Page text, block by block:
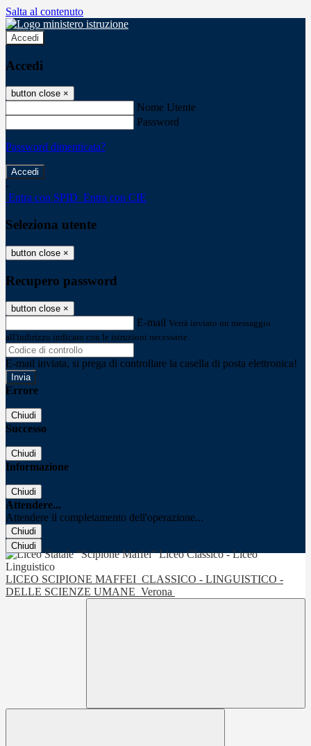
Salta al contenuto
Accedi
Accedi
button close ×
Nome Utente
Password
Password dimenticata?
-
Entra con SPID Entra con CIE
Seleziona utente
button close ×
Recupero password
button close ×
E-mail Verrà inviato un messaggio
all'indirizzo indicato con le istruzioni necessarie.
E-mail inviata, si prega di controllare la casella di posta elettronica!
Errore
Chiudi
Successo
Chiudi
Informazione
Chiudi
Attendere...
Attendere il completamento dell'operazione...
Chiudi
Chiudi
LICEO SCIPIONE MAFFEI CLASSICO - LINGUISTICO -
DELLE SCIENZE UMANE Verona